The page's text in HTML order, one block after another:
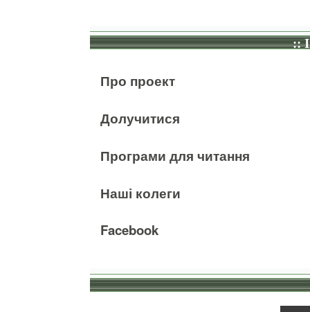
::
Про проект
Долучитися
Програми для читання
Наші колеги
Facebook